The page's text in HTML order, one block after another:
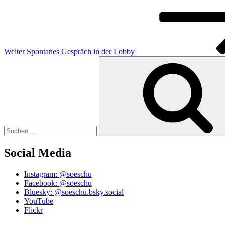
Weiter Spontanes Gespräch in der Lobby
Social Media
Instagram: @soeschu
Facebook: @soeschu
Bluesky: @soeschu.bsky.social
YouTube
Flickr